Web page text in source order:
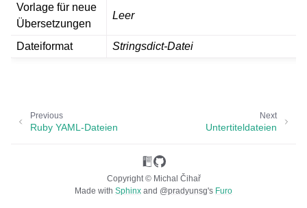
navigation of Unterstützte Dateiformate
Vorlage für neue
Übersetzungen
Leer
Dateiformat Stringsdict-Datei
Next
Untertiteldateien
Previous
Ruby YAML-Dateien
Copyright © Michal Čihař
Made with Sphinx and @pradyunsg's Furo